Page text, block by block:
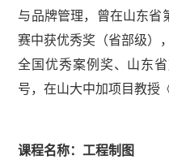
与品牌管理，曾在山东省
赛中获优秀奖（省部级）
全国优秀案例奖、山东
号，在山大中加项目教授
课程名称：工程制图